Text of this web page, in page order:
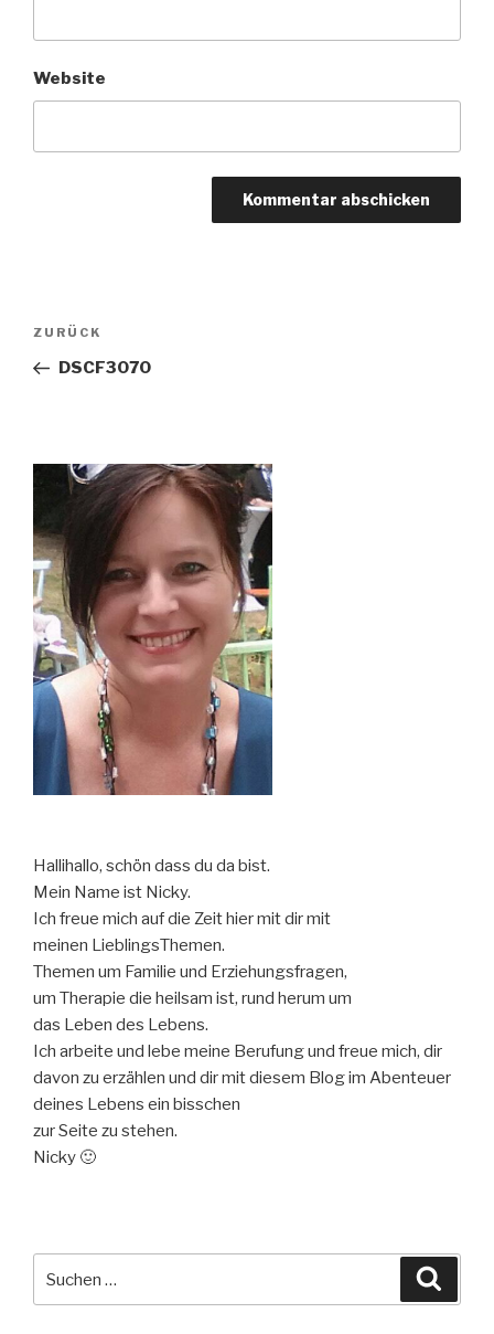
Website
Beitragsnavigation
Vorheriger
Beitrag
ZURÜCK
DSCF3070
Hallihallo, schön dass du da bist.
Mein Name ist Nicky.
Ich freue mich auf die Zeit hier mit dir mit
meinen LieblingsThemen.
Themen um Familie und Erziehungsfragen,
um Therapie die heilsam ist, rund herum um
das Leben des Lebens.
Ich arbeite und lebe meine Berufung und freue mich, dir
davon zu erzählen und dir mit diesem Blog im Abenteuer
deines Lebens ein bisschen
zur Seite zu stehen.
Nicky 🙂
nach: